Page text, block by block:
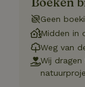
Geen
Midden in
Weg van
Wij